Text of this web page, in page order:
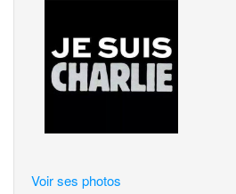
Voir ses photos